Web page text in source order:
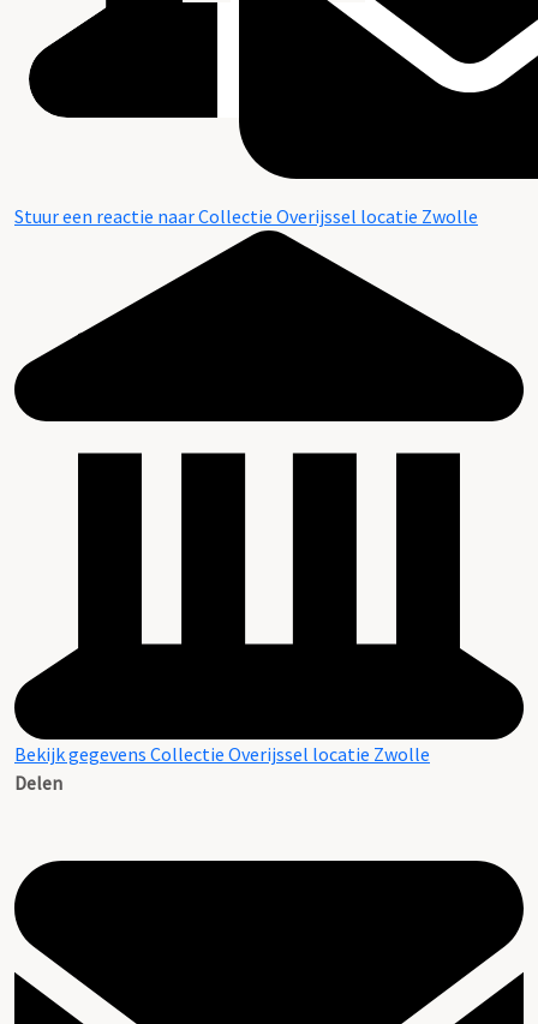
Stuur een reactie naar Collectie Overijssel locatie Zwolle
Bekijk gegevens Collectie Overijssel locatie Zwolle
Delen